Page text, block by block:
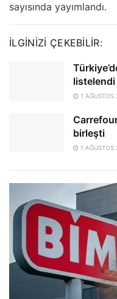
sayısında yayımlandı.
İLGINIZI ÇEKEBILIR:
listelendi
1 AĞUSTOS
birleşti
1 AĞUSTOS